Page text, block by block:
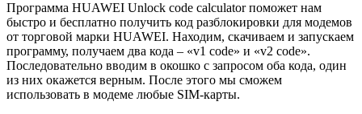
Программа HUAWEI Unlock code calculator поможет нам
быстро и бесплатно получить код разблокировки для модемов
от торговой марки HUAWEI. Находим, скачиваем и запускаем
программу, получаем два кода – «v1 code» и «v2 code».
Последовательно вводим в окошко с запросом оба кода, один
из них окажется верным. После этого мы сможем
использовать в модеме любые SIM-карты.